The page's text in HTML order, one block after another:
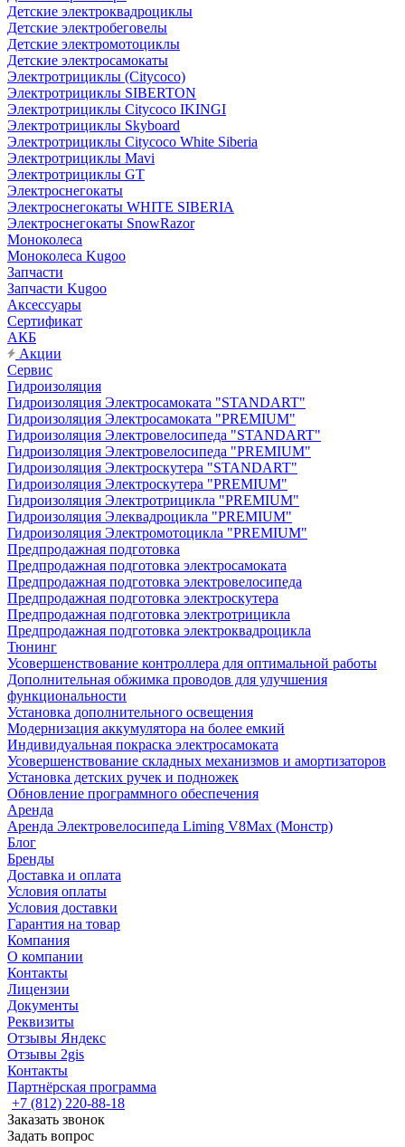
Детские электроквадроциклы
Детские электробеговелы
Детские электромотоциклы
Детские электросамокаты
Электротрициклы (Citycoco)
Электротрициклы SIBERTON
Электротрициклы Citycoco IKINGI
Электротрициклы Skyboard
Электротрициклы Citycoco White Siberia
Электротрициклы Mavi
Электротрициклы GT
Электроснегокаты
Электроснегокаты WHITE SIBERIA
Электроснегокаты SnowRazor
Моноколеса
Моноколеса Kugoo
Запчасти
Запчасти Kugoo
Аксессуары
Сертификат
АКБ
Акции
Сервис
Гидроизоляция
Гидроизоляция Электросамоката "STANDART"
Гидроизоляция Электросамоката "PREMIUM"
Гидроизоляция Электровелосипеда "STANDART"
Гидроизоляция Электровелосипеда "PREMIUM"
Гидроизоляция Электроскутера "STANDART"
Гидроизоляция Электроскутера "PREMIUM"
Гидроизоляция Электротрицикла "PREMIUM"
Гидроизоляция Элеквадроцикла "PREMIUM"
Гидроизоляция Электромотоцикла "PREMIUM"
Предпродажная подготовка
Предпродажная подготовка электросамоката
Предпродажная подготовка электровелосипеда
Предпродажная подготовка электроскутера
Предпродажная подготовка электротрицикла
Предпродажная подготовка электроквадроцикла
Тюнинг
Усовершенствование контроллера для оптимальной работы
Дополнительная обжимка проводов для улучшения
функциональности
Установка дополнительного освещения
Модернизация аккумулятора на более емкий
Индивидуальная покраска электросамоката
Усовершенствование складных механизмов и амортизаторов
Установка детских ручек и подножек
Обновление программного обеспечения
Аренда
Аренда Электровелосипеда Liming V8Max (Монстр)
Блог
Бренды
Доставка и оплата
Условия оплаты
Условия доставки
Гарантия на товар
Компания
О компании
Контакты
Лицензии
Документы
Реквизиты
Отзывы Яндекс
Отзывы 2gis
Контакты
Партнёрская программа
+7 (812) 220-88-18
Заказать звонок
Задать вопрос